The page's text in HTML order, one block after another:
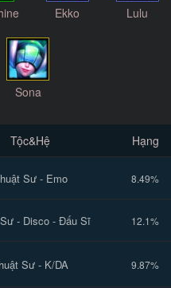
Ekko Lulu
Sona
Tộc&Hệ Hạng
Sư - Emo 8.49%
- Disco - Đấu Sĩ 12.1%
Sư - K/DA 9.87%